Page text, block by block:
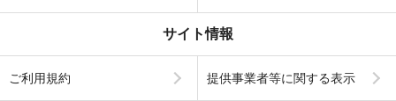
サイト情報
ご利用規約 提供事業者等に関する表示